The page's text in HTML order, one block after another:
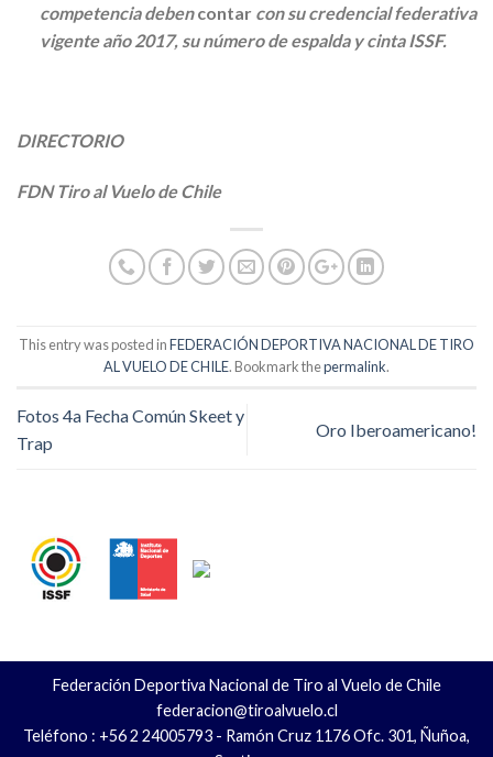
competencia debencontar con su credencial federativa
vigente año 2017, su número de espalda y cinta ISSF.
DIRECTORIO
FDN Tiro al Vuelo de Chile
This entry was posted inFEDERACIÓN DEPORTIVA NACIONAL DE TIRO
AL VUELO DE CHILE. Bookmark thepermalink.
Fotos 4a Fecha Común Skeet y
Trap
Oro Iberoamericano!
Federación Deportiva Nacional de Tiro al Vuelo de Chile
federacion@tiroalvuelo.cl
Teléfono : +56 2 24005793 - Ramón Cruz 1176 Ofc. 301, Ñuñoa,